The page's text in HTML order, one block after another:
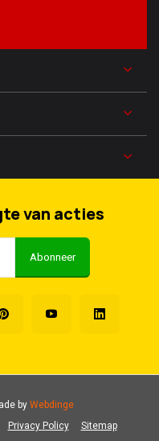
van acties
Abonneer
Privacy Policy Sitemap
byWebdinge